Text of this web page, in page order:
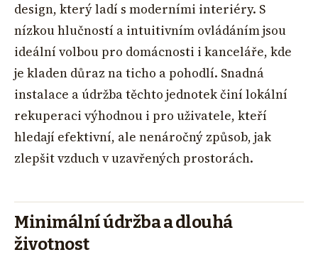
design, který ladí s moderními interiéry. S
nízkou hlučností a intuitivním ovládáním jsou
ideální volbou pro domácnosti i kanceláře, kde
je kladen důraz na ticho a pohodlí. Snadná
instalace a údržba těchto jednotek činí lokální
rekuperaci výhodnou i pro uživatele, kteří
hledají efektivní, ale nenáročný způsob, jak
zlepšit vzduch v uzavřených prostorách.
Minimální údržba a dlouhá
životnost